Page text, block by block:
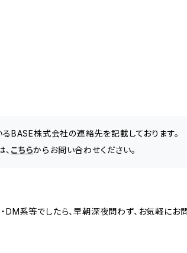
るBASE株式会社の連絡先を記載しております。
こちらからお問い合わせください。
DM系等でしたら、早朝深夜問わず、お気軽にお